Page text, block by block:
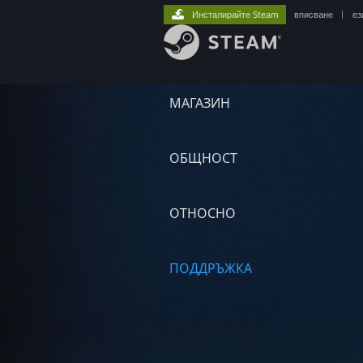
МАГАЗИН
ОБЩНОСТ
ОТНОСНО
ПОДДРЪЖКА
Инсталирайте Steam вписване